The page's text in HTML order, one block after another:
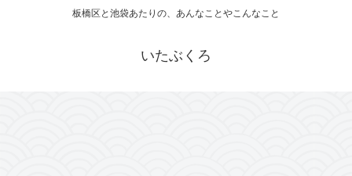
板橋区と池袋あたりの、あんなことやこんなこと
いたぶくろ